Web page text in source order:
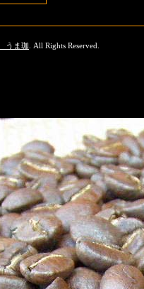
うま珈 . All Rights Reserved.